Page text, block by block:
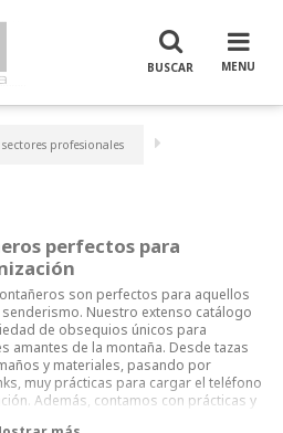
profesionales
perfectos para
son perfectos para aquellos
Nuestro extenso catálogo
de obsequios únicos para
amantes de la montaña. Desde tazas
y materiales, pasando por
muy prácticas para cargar el teléfono
Además, contamos con prácticas y